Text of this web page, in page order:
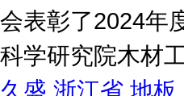
日前，全省建设
会表彰了2024年
科学研究院木材